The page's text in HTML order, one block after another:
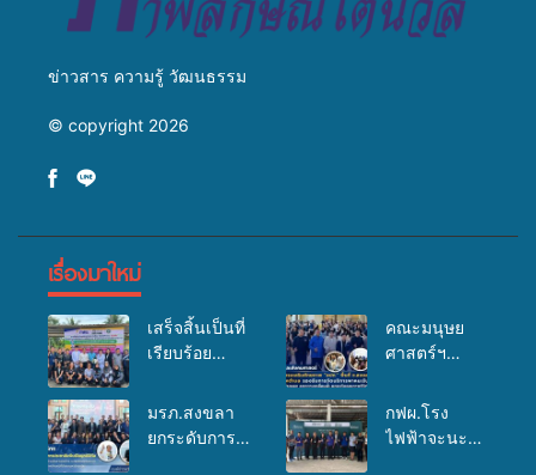
ข่าวสาร ความรู้ วัฒนธรรม
© copyright 2026
เรื่องมาใหม่
เสร็จสิ้นเป็นที่
เรียบร้อย
เคลื่อนที่
คณะมนุษย
ศาสตร์ฯ
จัดอบรมเสริม
ศักยภาพ
มรภ.สงขลา
ยกระดับการ
กฟผ.โรง
ไฟฟ้าจะนะ